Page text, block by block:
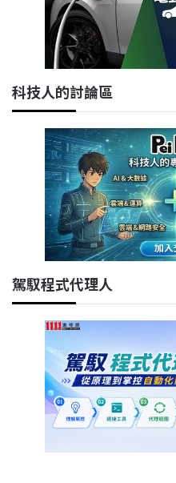
科技人的討論區
駕馭程式代理人